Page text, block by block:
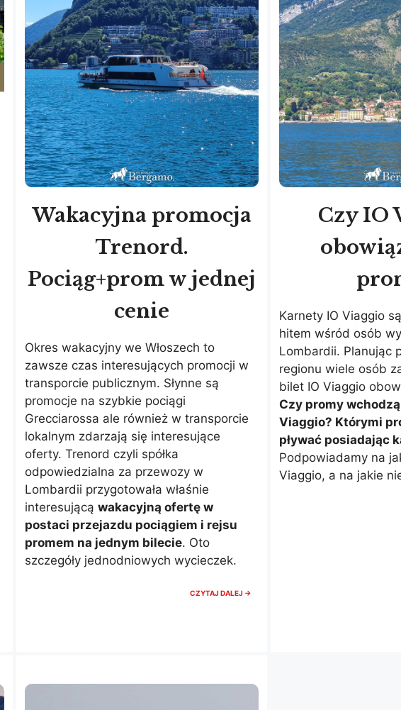
ISEO.
WAKACYJNA
Wakacyjna promocja
Trenord.
Pociąg+prom w jednej
cenie
Okres wakacyjny we Włoszech to
zawsze czas interesujących promocji w
transporcie publicznym. Słynne są
promocje na szybkie pociągi
Grecciarossa ale również w transporcie
lokalnym zdarzają się interesujące
oferty. Trenord czyli spółka
odpowiedzialna za przewozy w
Lombardii przygotowała właśnie
interesującąwakacyjną ofertę w
postaci przejazdu pociągiem i rejsu
promem na jednym bilecie. Oto
szczegóły jednodniowych wycieczek.
CZYTAJ DALEJ →WAKACYJNA
Czy IO
Karnety IO Viaggio
hitem wśród osób
Lombardii. Planując
regionu wiele osób
bilet IO Viaggio
Czy promy
Viaggio? Którymi
pływać posiadając
Podpowiadamy na
Viaggio, a na jakie